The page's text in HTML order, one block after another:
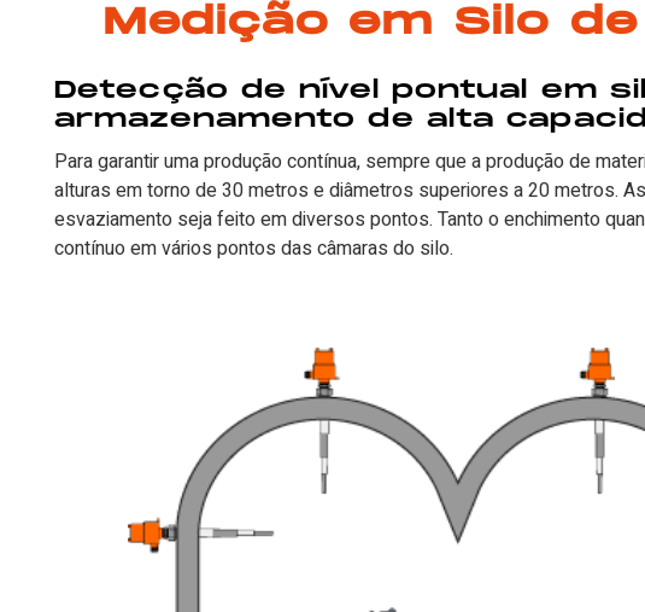
Medição em Silo
Detecção de nível pontual em
armazenamento de alta
Para garantir uma produção contínua, sempre que a produção de
alturas em torno de 30 metros e diâmetros superiores a 20 metros.
esvaziamento seja feito em diversos pontos. Tanto o enchimento
contínuo em vários pontos das câmaras do silo.